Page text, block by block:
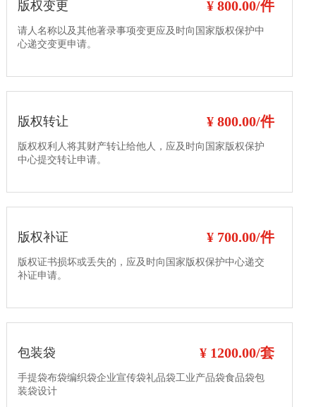
版权变更 ¥ 800.00/件
请人名称以及其他著录事项变更应及时向国家版权保护中
心递交变更申请。
版权转让 ¥ 800.00/件
版权权利人将其财产转让给他人，应及时向国家版权保护
中心提交转让申请。
版权补证 ¥ 700.00/件
版权证书损坏或丢失的，应及时向国家版权保护中心递交
补证申请。
包装袋 ¥ 1200.00/套
手提袋布袋编织袋企业宣传袋礼品袋工业产品袋食品袋包
装袋设计